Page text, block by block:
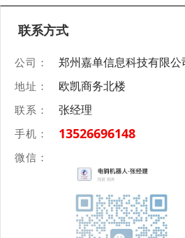
联系方式
公司： 郑州嘉单信息科技有限公
地址： 欧凯商务北楼
联系： 张经理
手机： 13526696148
微信：